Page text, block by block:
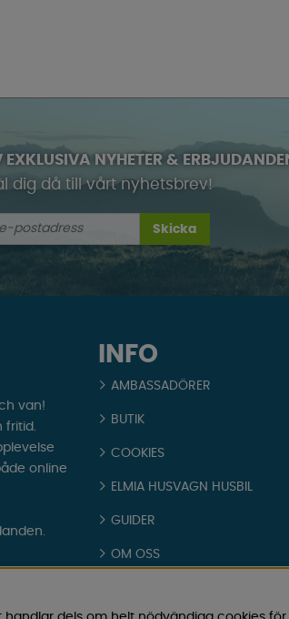
EXKLUSIVA NYHETER &
dig då till vårt nyhetsbrev!
Skicka
INFO
AMBASSADÖRER
BUTIK
COOKIES
ELMIA HUSVAGN HUSBIL
GUIDER
OM OSS
van!
fritid.
online